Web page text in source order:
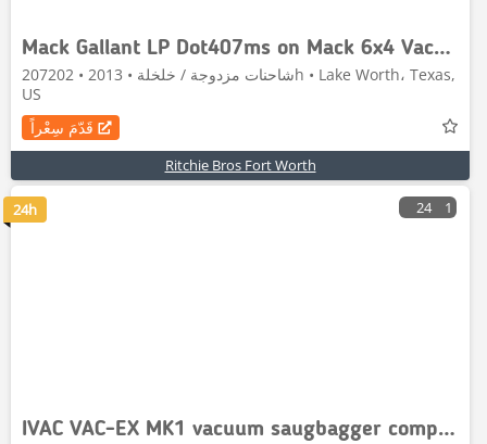
Mack Gallant LP Dot407ms on Mack 6x4 Vacuum Excavator
شاحنات مزدوجة / خلخلة • 2013 • 207202h • Lake Worth، Texas,
US
قَدّمَ سِعْراً
Ritchie Bros Fort Worth
24 1
IVAC VAC-EX MK1 vacuum saugbagger compressor RSP M
24h